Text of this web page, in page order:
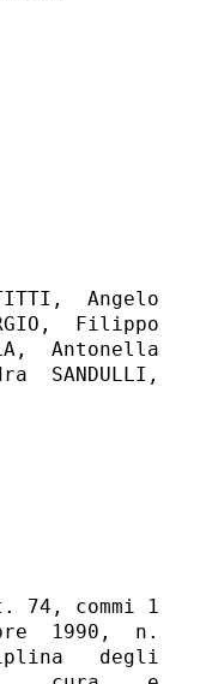
Angelo
Filippo
Antonella
SANDULLI,